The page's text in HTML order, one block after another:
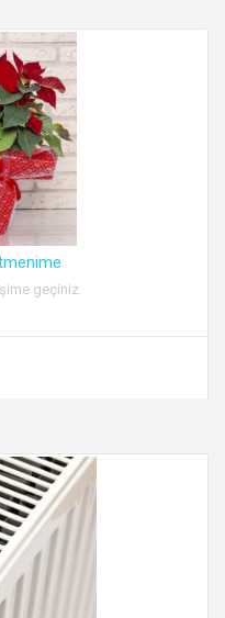
geçiniz.